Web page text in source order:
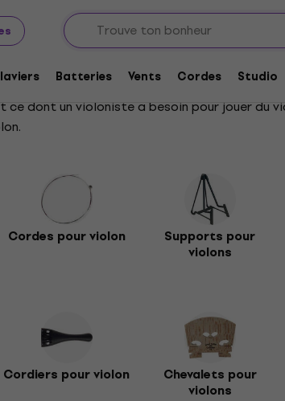
Batteries Vents Cordes Studio
violons
dont un violoniste a besoin pour jouer du
Cordes pour violon
Supports pour
violons
Cordiers pour violon
Chevalets pour
violons